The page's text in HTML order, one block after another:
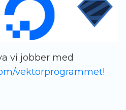
vi jobber med
vektorprogrammet!